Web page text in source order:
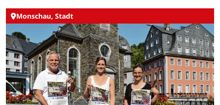
Monschau, Stadt